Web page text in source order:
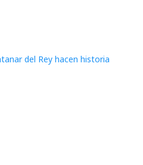
del Rey hacen historia